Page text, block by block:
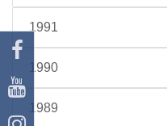
1991
1990
1989